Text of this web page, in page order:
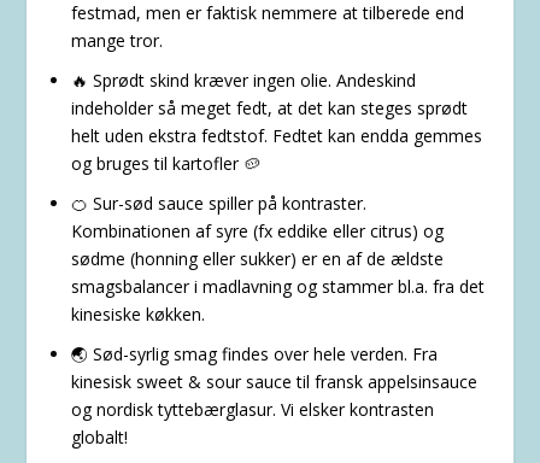
festmad, men er faktisk nemmere at tilberede end
mange tror.
🔥 Sprødt skind kræver ingen olie. Andeskind
indeholder så meget fedt, at det kan steges sprødt
helt uden ekstra fedtstof. Fedtet kan endda gemmes
og bruges til kartofler 🥔
🍊 Sur-sød sauce spiller på kontraster.
Kombinationen af syre (fx eddike eller citrus) og
sødme (honning eller sukker) er en af de ældste
smagsbalancer i madlavning og stammer bl.a. fra det
kinesiske køkken.
🌏 Sød-syrlig smag findes over hele verden. Fra
kinesisk sweet & sour sauce til fransk appelsinsauce
og nordisk tyttebærglasur. Vi elsker kontrasten
globalt!